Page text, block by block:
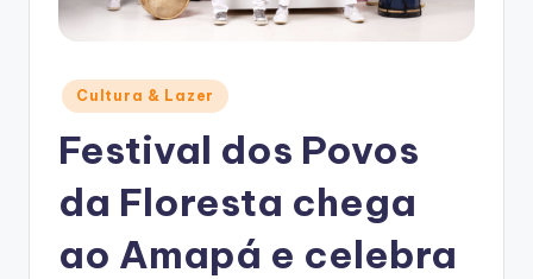
Posted
in
Cultura & Lazer
Festival dos Povos
da Floresta chega
ao Amapá e celebra